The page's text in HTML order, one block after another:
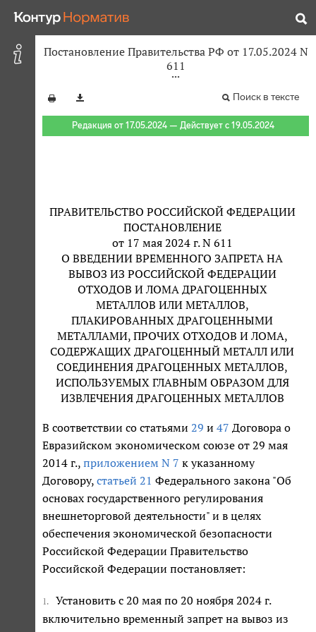
Постановление Правительства РФ от 17.05.2024 N
611
Поиск в тексте
Редакция от 17.05.2024 — Действует с 19.05.2024
ПРАВИТЕЛЬСТВО РОССИЙСКОЙ ФЕДЕРАЦИИ
ПОСТАНОВЛЕНИЕ
от 17 мая 2024 г. N 611
О ВВЕДЕНИИ ВРЕМЕННОГО ЗАПРЕТА НА
ВЫВОЗ ИЗ РОССИЙСКОЙ ФЕДЕРАЦИИ
ОТХОДОВ И ЛОМА ДРАГОЦЕННЫХ
МЕТАЛЛОВ ИЛИ МЕТАЛЛОВ,
ПЛАКИРОВАННЫХ ДРАГОЦЕННЫМИ
МЕТАЛЛАМИ, ПРОЧИХ ОТХОДОВ И ЛОМА,
СОДЕРЖАЩИХ ДРАГОЦЕННЫЙ МЕТАЛЛ ИЛИ
СОЕДИНЕНИЯ ДРАГОЦЕННЫХ МЕТАЛЛОВ,
ИСПОЛЬЗУЕМЫХ ГЛАВНЫМ ОБРАЗОМ ДЛЯ
ИЗВЛЕЧЕНИЯ ДРАГОЦЕННЫХ МЕТАЛЛОВ
В соответствии со статьями 29 и 47 Договора о
Евразийском экономическом союзе от 29 мая
2014 г., приложением N 7 к указанному
Договору, статьей 21 Федерального закона "Об
основах государственного регулирования
внешнеторговой деятельности" и в целях
обеспечения экономической безопасности
Российской Федерации Правительство
Российской Федерации постановляет:
1.
Установить с 20 мая по 20 ноября 2024 г.
включительно временный запрет на вывоз из